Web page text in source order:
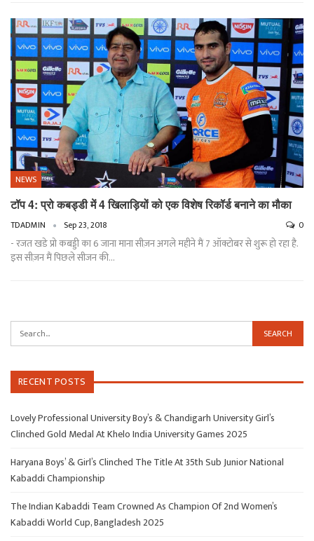
NEWS
टॉप 4: प्रो कबड्डी में 4 खिलाड़ियों को एक विशेष रिकॉर्ड बनाने का मौका
TDADMIN Sep 23, 2018 0
- रजत खडे प्रो कबड्डी का 6 जाना माना सीज़न अगले महीने मैं 7 ऑक्टोबर से शुरू हो रहा है.
इस सीज़न मैं पिछले सीजन की…
RECENT POSTS
Lovely Professional University Boy’s & Chandigarh University Girl’s
Clinched Gold Medal At Khelo India University Games 2025
Haryana Boys’ & Girl’s Clinched The Title At 35th Sub Junior National
Kabaddi Championship
The Indian Kabaddi Team Crowned As Champion Of 2nd Women’s
Kabaddi World Cup, Bangladesh 2025